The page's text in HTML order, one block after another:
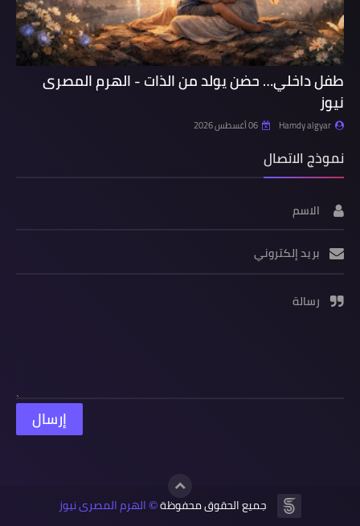
طفل داخلي… حضن يولد من الذات - الهرم المصرى
نيوز
Hamdy algyar 06 أغسطس 2026
نموذج الاتصال
الاسم
بريد إلكتروني
رسالة
جميع الحقوق محفوظة© الهرم المصرى نيوز